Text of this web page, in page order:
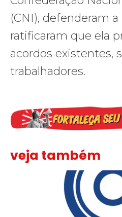
(CNI), defenderam
ratificaram que ela
acordos existentes,
trabalhadores.
veja também
Sindicato leva reivindicações à